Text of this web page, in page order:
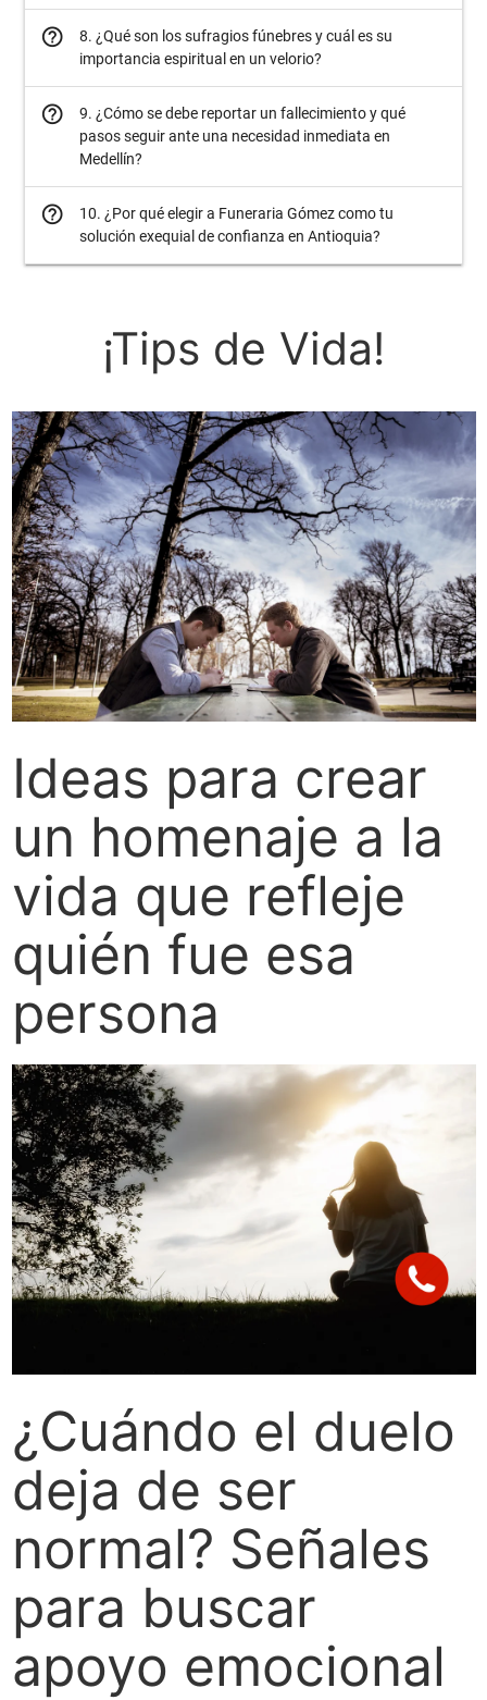
help_outline
8. ¿Qué son los sufragios fúnebres y cuál es su
importancia espiritual en un velorio?
help_outline
9. ¿Cómo se debe reportar un fallecimiento y qué
pasos seguir ante una necesidad inmediata en
Medellín?
help_outline
10. ¿Por qué elegir a Funeraria Gómez como tu
solución exequial de confianza en Antioquia?
¡Tips de Vida!
Ideas para crear
un homenaje a la
vida que refleje
quién fue esa
persona
¿Cuándo el duelo
deja de ser
normal? Señales
para buscar
apoyo emocional